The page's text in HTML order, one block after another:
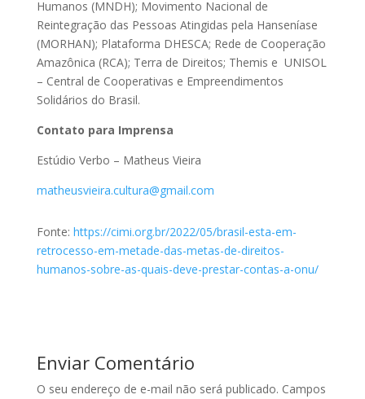
Humanos (MNDH); Movimento Nacional de
Reintegração das Pessoas Atingidas pela Hanseníase
(MORHAN); Plataforma DHESCA; Rede de Cooperação
Amazônica (RCA); Terra de Direitos; Themis e UNISOL
– Central de Cooperativas e Empreendimentos
Solidários do Brasil.
Contato para Imprensa
Estúdio Verbo – Matheus Vieira
matheusvieira.cultura@gmail.com
Fonte: https://cimi.org.br/2022/05/brasil-esta-em-
retrocesso-em-metade-das-metas-de-direitos-
humanos-sobre-as-quais-deve-prestar-contas-a-onu/
Enviar Comentário
O seu endereço de e-mail não será publicado. Campos